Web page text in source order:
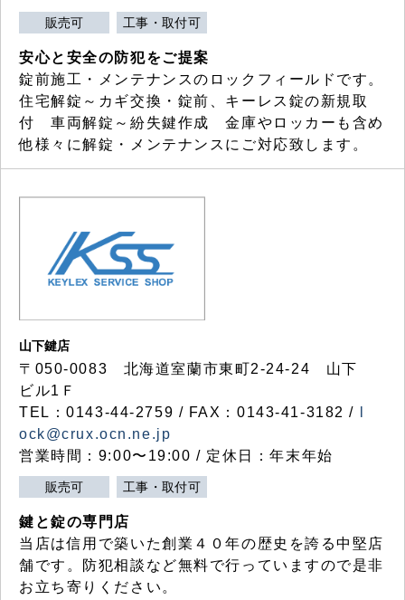
販売可 工事・取付可
安心と安全の防犯をご提案
錠前施工・メンテナンスのロックフィールドです。
住宅解錠～カギ交換・錠前、キーレス錠の新規取
付 車両解錠～紛失鍵作成 金庫やロッカーも含め
他様々に解錠・メンテナンスにご対応致します。
山下鍵店
〒050-0083 北海道室蘭市東町2-24-24 山下
ビル1Ｆ
TEL：0143-44-2759 / FAX：0143-41-3182 /
ock@crux.ocn.ne.jp
営業時間：9:00〜19:00 / 定休日：年末年始
販売可 工事・取付可
鍵と錠の専門店
当店は信用で築いた創業４０年の歴史を誇る中堅店
舗です。防犯相談など無料で行っていますので是非
お立ち寄りください。